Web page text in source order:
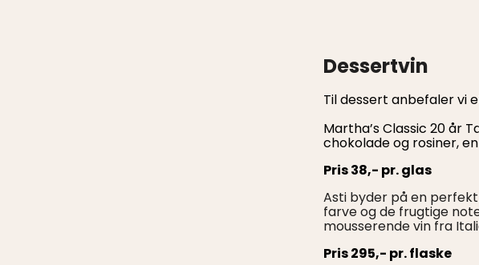
Dessertvin
Til dessert anbefaler vi
Martha’s Classic 20 år
chokolade og rosiner,
Pris 38,- pr. glas
Asti byder på en
farve og de frugtige
mousserende vin fra
Pris 295,- pr. flaske